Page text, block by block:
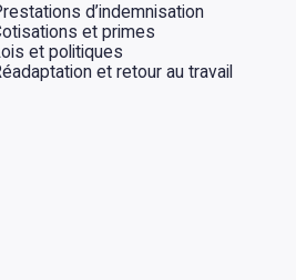
d’indemnisation
et primes
et politiques
et retour au travail